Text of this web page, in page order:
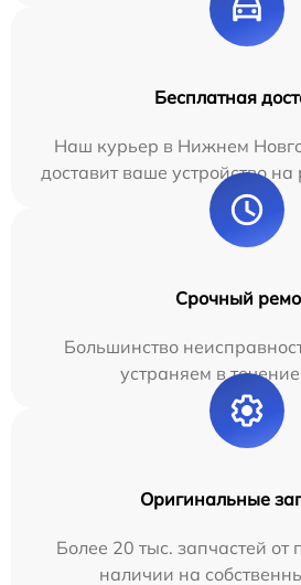
Бесплатная
Наш курьер в Нижнем
доставит ваше устройство
Срочный
Большинство
устраняем в
Оригинальные
Более 20 тыс. запчастей от
наличии на